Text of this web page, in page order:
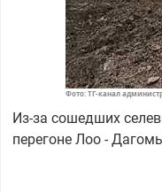
Фото: ТГ-канал
Из-за сошедших
перегоне Лоо -